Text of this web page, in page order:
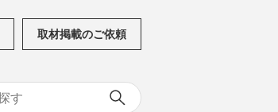
取材掲載のご依頼